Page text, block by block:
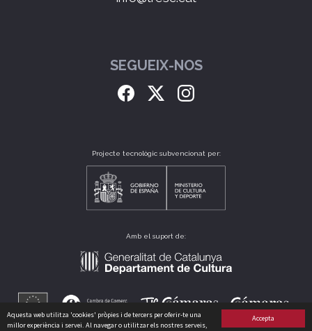
Accepta
Aquesta web utilitza 'cookies' pròpies i de tercers per oferir-te una
millor experiència i servei. Al navegar o utilitzar els nostres serveis,
SEGUEIX-NOS
Projecte tecnològic subvencionat per:
Amb el suport de: